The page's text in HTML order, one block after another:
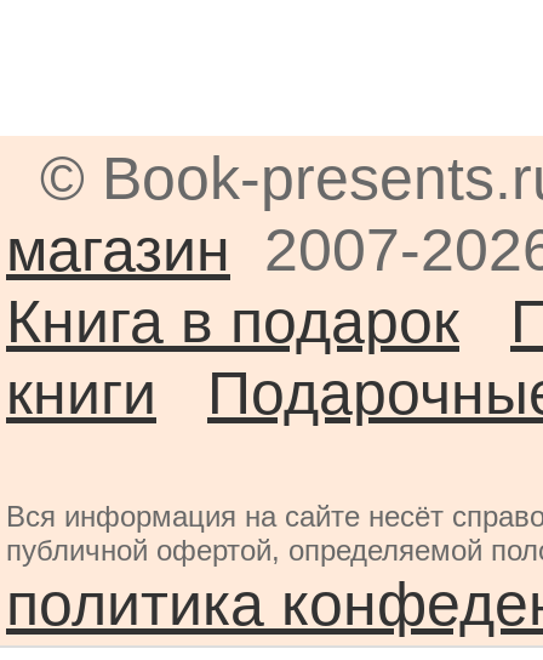
© Book-
магазин 2007-
Книга в подарок
книги
Вся информация на сайте несёт
публичной офертой, определяемой
политика